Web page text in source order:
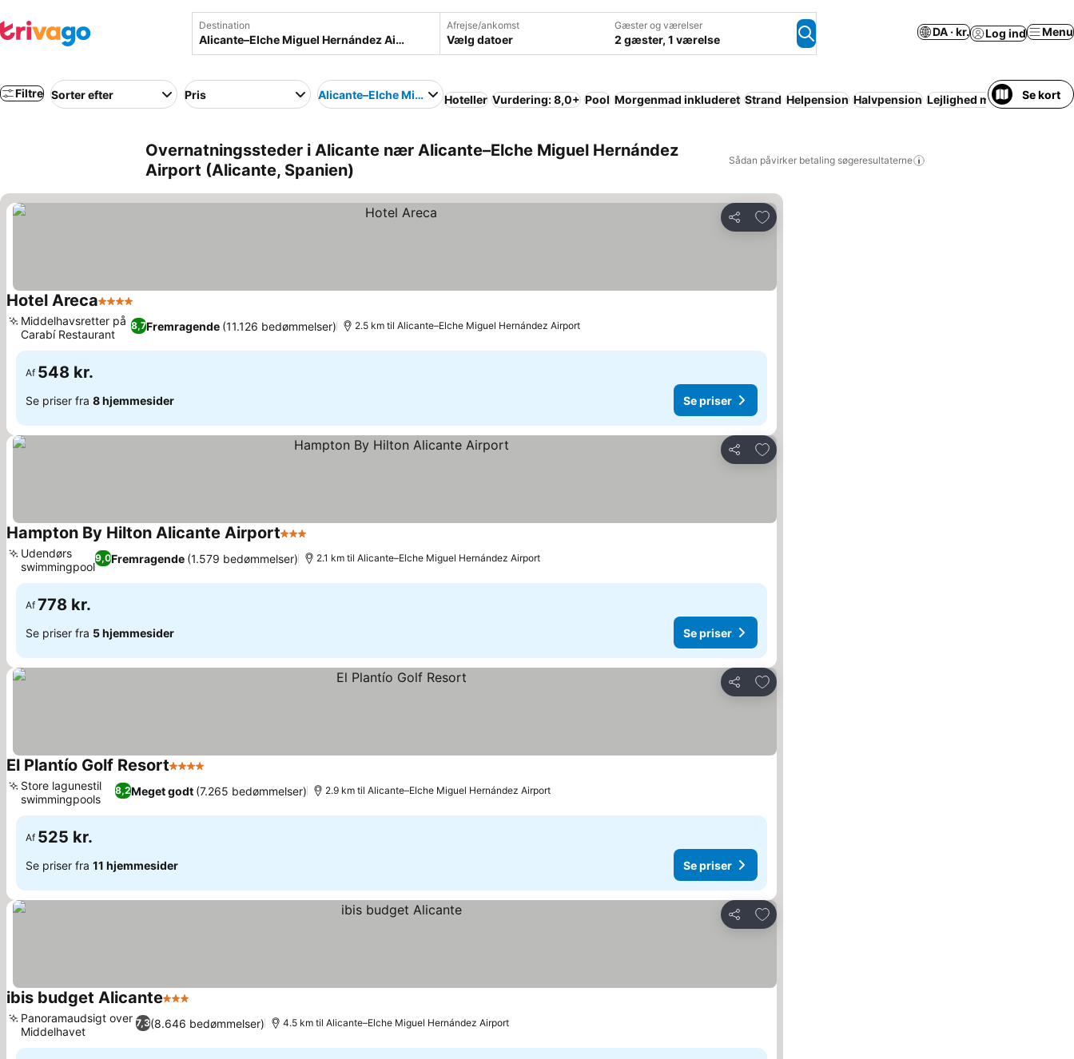
Destination Afrejse/ankomst
Vælg datoer
Gæster og værelser
2 gæster, 1 værelse
DA · kr. Log ind Menu
Filtre Sorter efter Pris Alicante–Elche Miguel Hernández Airport
Hoteller Vurdering: 8,0+ Pool Morgenmad inkluderet Strand Helpension Halvpension Lejlighed med faciliteter
Se kort
Overnatningssteder i Alicante nær Alicante–Elche Miguel Hernández
Airport (Alicante, Spanien)
Sådan påvirker betaling søgeresultaterne
Del
Føj til favoritter
Hotel Areca4 Stjerner
8,7Fremragende (11.126 bedømmelser)
Middelhavsretter på
Carabí Restaurant
2.5 km til Alicante–Elche Miguel Hernández Airport
Af 548 kr.
Se priser fra 8 hjemmesider Se priser
Del
Føj til favoritter
Hampton By Hilton Alicante Airport3 Stjerner
9,0Fremragende (1.579 bedømmelser)
Udendørs
swimmingpool
2.1 km til Alicante–Elche Miguel Hernández Airport
Af 778 kr.
Se priser fra 5 hjemmesider Se priser
Del
Føj til favoritter
El Plantío Golf Resort4 Stjerner
8,2Meget godt (7.265 bedømmelser)
Store lagunestil
swimmingpools
2.9 km til Alicante–Elche Miguel Hernández Airport
Af 525 kr.
Se priser fra 11 hjemmesider Se priser
Del
Føj til favoritter
ibis budget Alicante3 Stjerner
7,3(8.646 bedømmelser)
Panoramaudsigt over
Middelhavet
4.5 km til Alicante–Elche Miguel Hernández Airport